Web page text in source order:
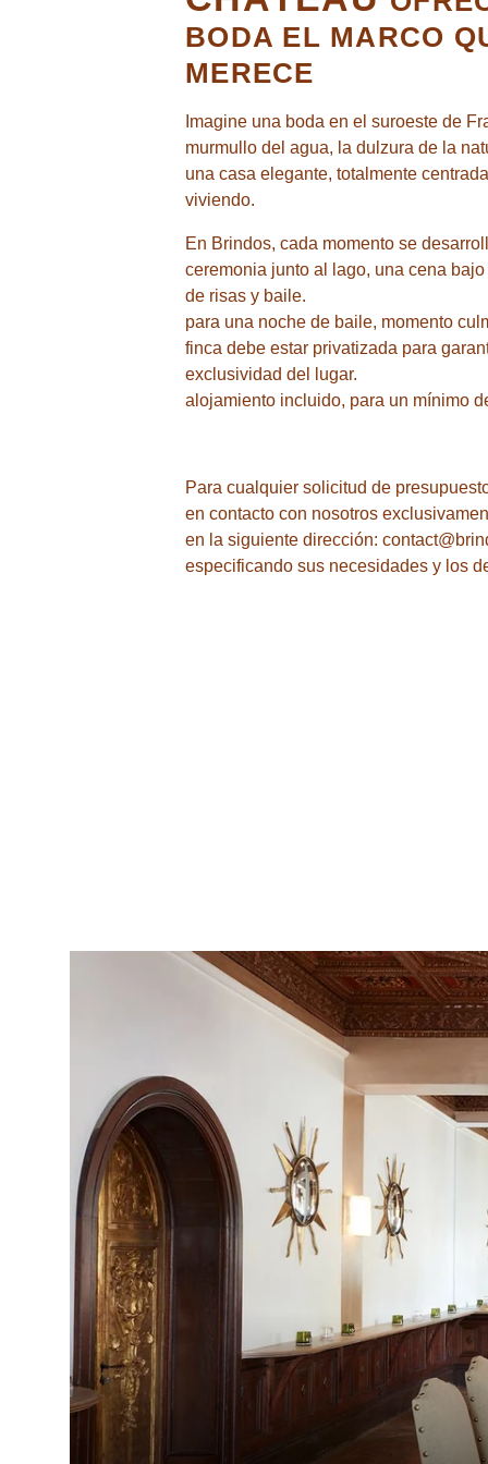
BODA EL MARCO
MERECE
Imagine una boda en el suroeste de
murmullo del agua, la dulzura de la
una casa elegante, totalmente
viviendo.
En Brindos, cada momento se
ceremonia junto al lago, una cena
de risas y baile.
para una noche de baile, momento
finca debe estar privatizada para
exclusividad del lugar.
alojamiento incluido, para un mínimo
Para cualquier solicitud de
en contacto con nosotros
en la siguiente dirección:
especificando sus necesidades y los
GALERÍA
CAJAS DE REGALO
NOTICIAS
ACCESO Y CONTACTO
Brindos, Lac & Château - 1 Allée du Château, 64600
+33 5 59 51 53 63-contact@brindos-